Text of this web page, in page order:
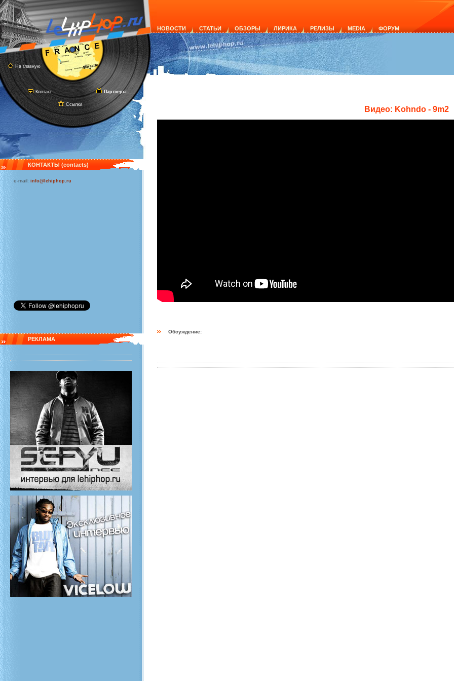
На главную
Контакт
Ссылки
Партнеры
НОВОСТИ СТАТЬИ ОБЗОРЫ ЛИРИКА РЕЛИЗЫ MEDIA ФОРУМ
КОНТАКТЫ (contacts)
e-mail: info@lehiphop.ru
РЕКЛАМА
Видео: Kohndo - 9m2
Обсуждение: